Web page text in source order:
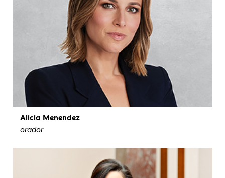
Alicia Menendez
orador